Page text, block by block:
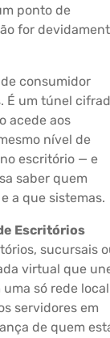
ponto de
for
de consumidor
É um túnel
acede aos
nível de
escritório — e
saber quem
a que sistemas.
Escritórios
sucursais
virtual que
só rede
servidores em
de quem